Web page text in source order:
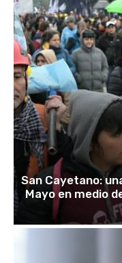
San Cayetano:
Mayo en medio